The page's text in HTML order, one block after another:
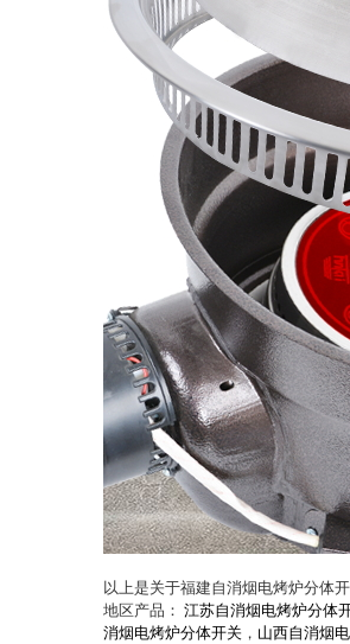
以上是关于福建自消烟电烤炉分体
地区产品： 江苏自消烟电烤炉分体
消烟电烤炉分体开关 ， 山西自消烟